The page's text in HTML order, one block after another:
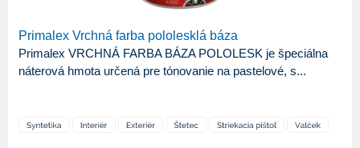
Primalex Vrchná farba pololesklá báza
Primalex VRCHNÁ FARBA BÁZA POLOLESK je špeciálna
náterová hmota určená pre tónovanie na pastelové, s...